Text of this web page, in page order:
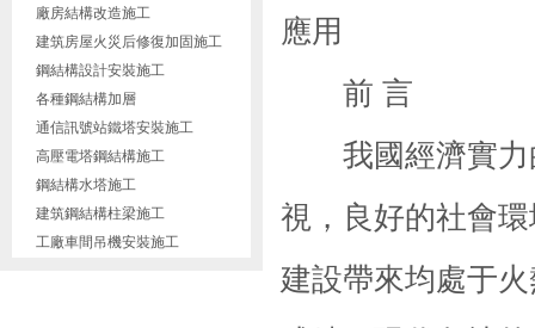
廠房結構改造施工
建筑房屋火災后修復加固施工
鋼結構設計安裝施工
各種鋼結構加層
通信訊號站鐵塔安裝施工
高壓電塔鋼結構施工
鋼結構水塔施工
建筑鋼結構柱梁施工
工廠車間吊機安裝施工
應用
前 言
我國經濟實力
視，良好的社會
建設帶來均處于